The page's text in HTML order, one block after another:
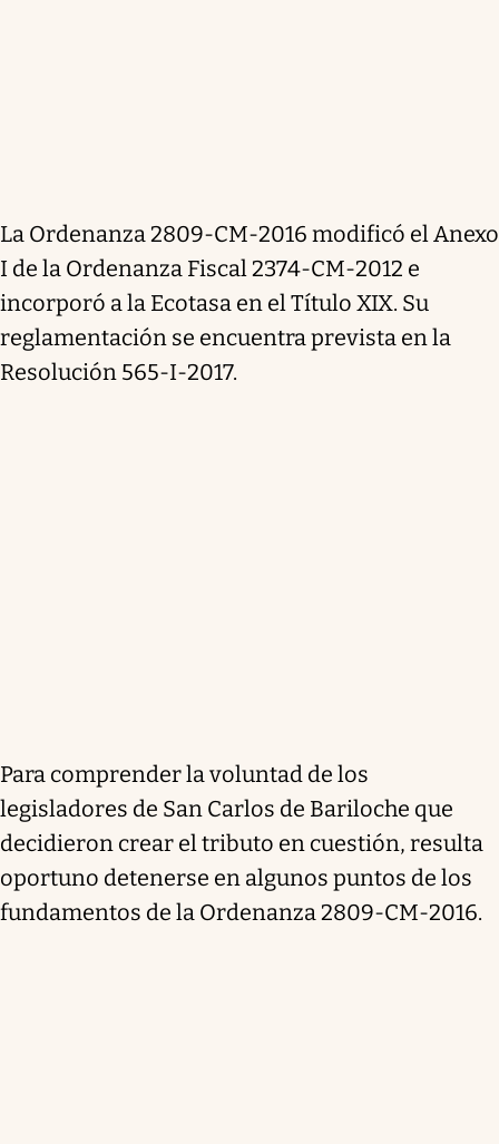
La Ordenanza 2809-CM-2016 modificó el Anexo
I de la Ordenanza Fiscal 2374-CM-2012 e
incorporó a la Ecotasa en el Título XIX. Su
reglamentación se encuentra prevista en la
Resolución 565-I-2017.
Para comprender la voluntad de los
legisladores de San Carlos de Bariloche que
decidieron crear el tributo en cuestión, resulta
oportuno detenerse en algunos puntos de los
fundamentos de la Ordenanza 2809-CM-2016.